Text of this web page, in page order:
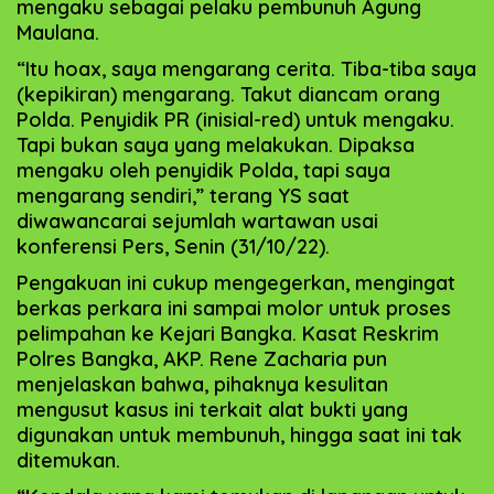
mengaku sebagai pelaku pembunuh Agung
Maulana.
“Itu hoax, saya mengarang cerita. Tiba-tiba saya
(kepikiran) mengarang. Takut diancam orang
Polda. Penyidik PR (inisial-red) untuk mengaku.
Tapi bukan saya yang melakukan. Dipaksa
mengaku oleh penyidik Polda, tapi saya
mengarang sendiri,” terang YS saat
diwawancarai sejumlah wartawan usai
konferensi Pers, Senin (31/10/22).
Pengakuan ini cukup mengegerkan, mengingat
berkas perkara ini sampai molor untuk proses
pelimpahan ke Kejari Bangka. Kasat Reskrim
Polres Bangka, AKP. Rene Zacharia pun
menjelaskan bahwa, pihaknya kesulitan
mengusut kasus ini terkait alat bukti yang
digunakan untuk membunuh, hingga saat ini tak
ditemukan.